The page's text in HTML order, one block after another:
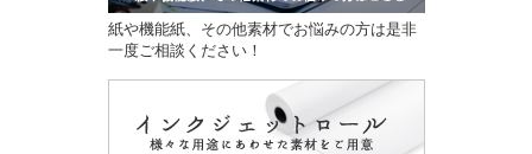
紙や機能紙、その他素材でお悩みの方は是非
一度ご相談ください！